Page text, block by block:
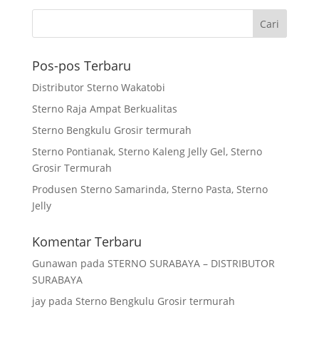
Pos-pos Terbaru
Distributor Sterno Wakatobi
Sterno Raja Ampat Berkualitas
Sterno Bengkulu Grosir termurah
Sterno Pontianak, Sterno Kaleng Jelly Gel, Sterno
Grosir Termurah
Produsen Sterno Samarinda, Sterno Pasta, Sterno
Jelly
Komentar Terbaru
Gunawan pada STERNO SURABAYA – DISTRIBUTOR
SURABAYA
jaypada Sterno Bengkulu Grosir termurah